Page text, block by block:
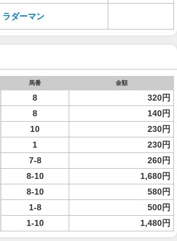
ラダーマン
馬番 金額
8 320円
8
140円
10
230円
1
230円
7-8
260円
8-10 1,680円
8-10
580円
1-8
500円
1-10
1,480円